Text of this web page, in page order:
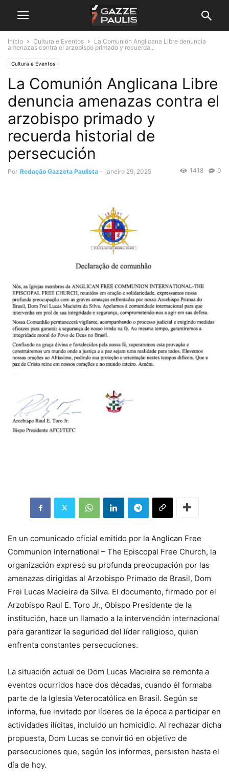
Início Cultura e Eventos
La Comunión Anglicana Libre denuncia
amenazas contra el arzobispo primado y recuerda...
Cultura e Eventos
La Comunión Anglicana Libre
denuncia amenazas contra el
arzobispo primado y
recuerda historial de
persecución
Por Redação Gazzeta Paulista - janeiro 29, 2025 0
1418
En un comunicado oficial emitido por la Anglican Free
Communion International – The Episcopal Free Church, la
organización expresó su profunda preocupación por las
amenazas dirigidas al Arzobispo Primado de Brasil, Dom
Frei Lucas Macieira da Silva. El documento, firmado por el
Arzobispo Raul E. Toro Jr., Obispo Presidente de la
institución, hace un llamado a la intervención internacional
para garantizar la seguridad del líder religioso, quien
enfrenta constantes persecuciones.
La situación actual de Dom Lucas Macieira se remonta a
eventos ocurridos hace dos décadas, cuando él formaba
parte de la Iglesia Veterocatólica en Brasil. Según se
informa, fue invitado por líderes de la época a participar en
actividades ilícitas, incluido un homicidio. Al rechazar dicha
propuesta, Dom Lucas se convirtió en objetivo de
persecuciones que, según los informes, persisten hasta el
día de hoy.